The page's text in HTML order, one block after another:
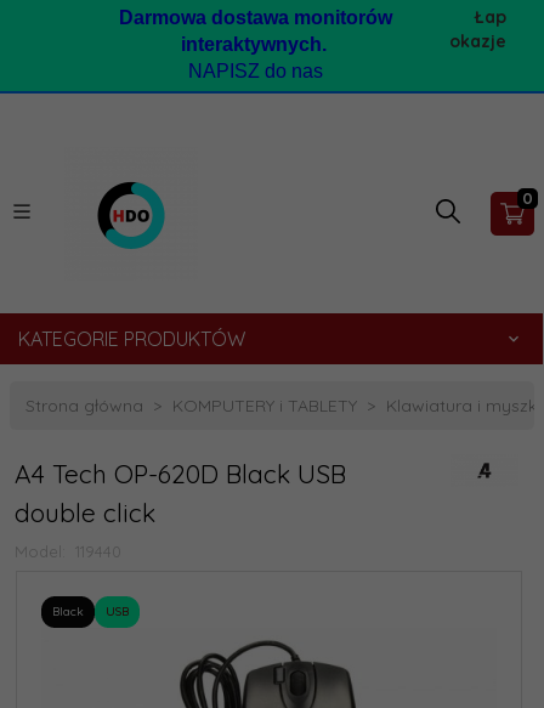
Darmowa dostawa monitorów
interaktywnych.
NAPISZ do nas
Łap
okazje
0
KATEGORIE PRODUKTÓW
Strona główna KOMPUTERY i TABLETY Klawiatura i
A4 Tech OP-620D Black USB
double click
Model: 119440
Black USB